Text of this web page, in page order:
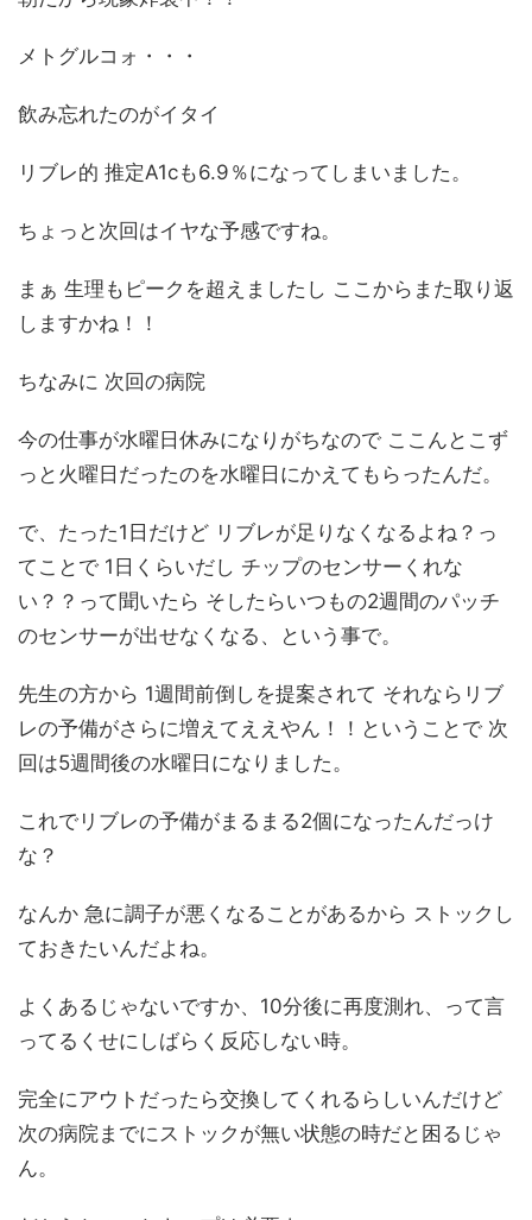
メトグルコォ・・・
飲み忘れたのがイタイ
リブレ的 推定A1cも6.9％になってしまいました。
ちょっと次回はイヤな予感ですね。
まぁ 生理もピークを超えましたし ここからまた取り返
しますかね！！
ちなみに 次回の病院
今の仕事が水曜日休みになりがちなので ここんとこず
っと火曜日だったのを水曜日にかえてもらったんだ。
で、たった1日だけど リブレが足りなくなるよね？っ
てことで 1日くらいだし チップのセンサーくれな
い？？って聞いたら そしたらいつもの2週間のパッチ
のセンサーが出せなくなる、という事で。
先生の方から 1週間前倒しを提案されて それならリブ
レの予備がさらに増えてええやん！！ということで 次
回は5週間後の水曜日になりました。
これでリブレの予備がまるまる2個になったんだっけ
な？
なんか 急に調子が悪くなることがあるから ストックし
ておきたいんだよね。
よくあるじゃないですか、10分後に再度測れ、って言
ってるくせにしばらく反応しない時。
完全にアウトだったら交換してくれるらしいんだけど
次の病院までにストックが無い状態の時だと困るじゃ
ん。